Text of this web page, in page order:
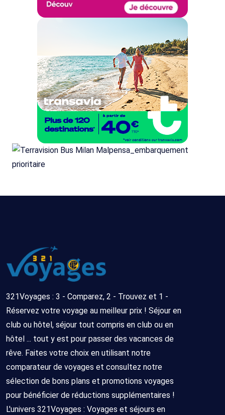
321Voyages : 3 - Comparez, 2 - Trouvez et 1 -
Réservez votre voyage au meilleur prix ! Séjour en
club ou hôtel, séjour tout compris en club ou en
hôtel ... tout y est pour passer des vacances de
rêve. Faites votre choix en utilisant notre
comparateur de voyages et consultez notre
sélection de bons plans et promotions voyages
pour bénéficier de réductions supplémentaires !
L'univers 321Voyages : Voyages et séjours en